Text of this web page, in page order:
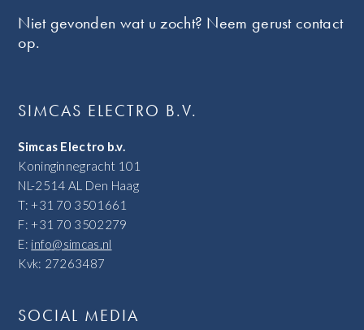
Niet gevonden wat u zocht? Neem gerust contact
op.
SIMCAS ELECTRO B.V.
Simcas Electro b.v.
Koninginnegracht 101
NL-2514 AL Den Haag
T: +31 70 3501661
F: +31 70 3502279
E: info@simcas.nl
Kvk: 27263487
SOCIAL MEDIA